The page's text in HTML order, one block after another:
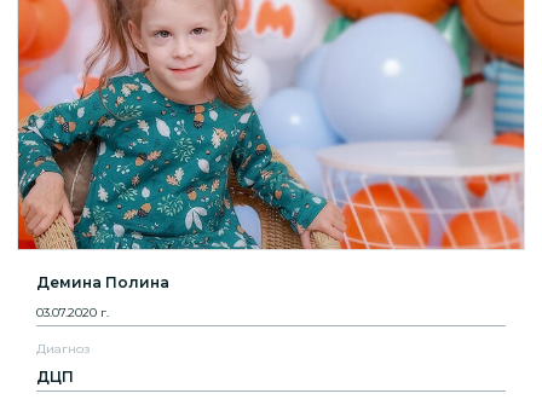
Демина Полина
03.07.2020 г.
Диагноз
ДЦП